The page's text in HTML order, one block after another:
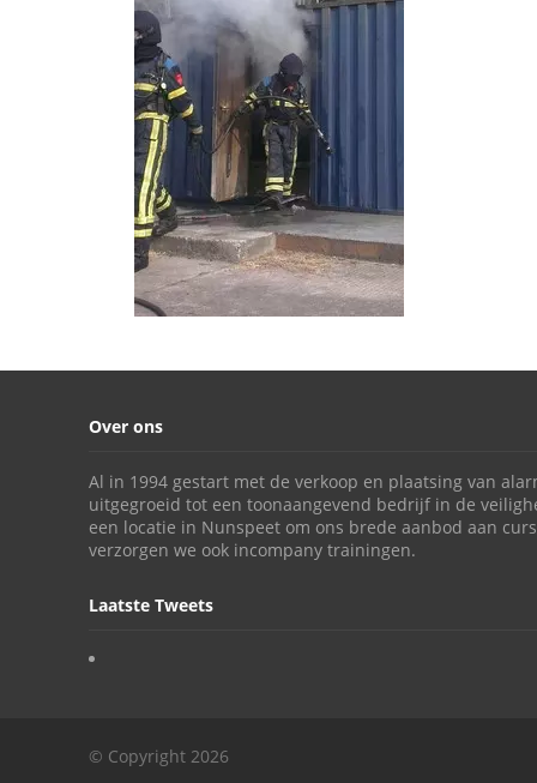
Over ons
Al in 1994 gestart met de verkoop en plaatsing van
uitgegroeid tot een toonaangevend bedrijf in de
een locatie in Nunspeet om ons brede aanbod aan
verzorgen we ook incompany trainingen.
Laatste Tweets
© Copyright 2026